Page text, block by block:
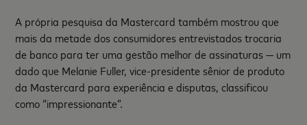
A própria pesquisa da Mastercard também mostrou que
mais da metade dos consumidores entrevistados trocaria
de banco para ter uma gestão melhor de assinaturas — um
dado que Melanie Fuller, vice-presidente sênior de produto
da Mastercard para experiência e disputas, classificou
como “impressionante”.